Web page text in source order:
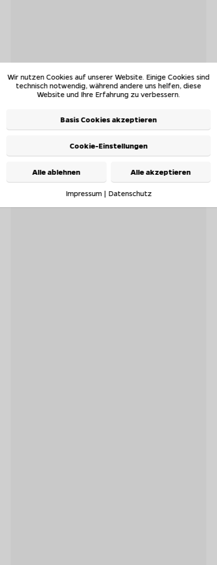
Wir nutzen Cookies auf unserer Website. Einige Cookies sind
technisch notwendig, während andere uns helfen, diese
Website und Ihre Erfahrung zu verbessern.
Basis Cookies akzeptieren
Cookie-Einstellungen
Alle ablehnen Alle akzeptieren
Impressum| Datenschutz